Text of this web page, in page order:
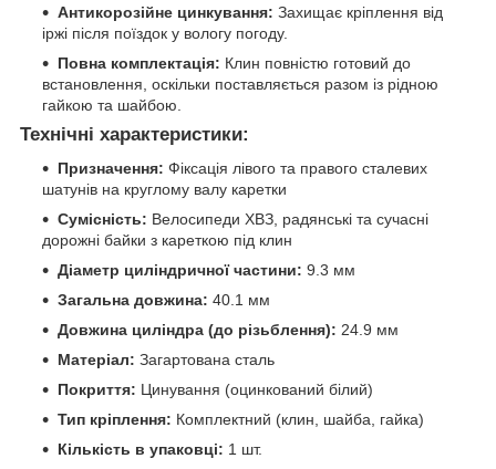
Антикорозійне цинкування: Захищає кріплення від
іржі після поїздок у вологу погоду.
Повна комплектація: Клин повністю готовий до
встановлення, оскільки поставляється разом із рідною
гайкою та шайбою.
Технічні характеристики:
Призначення: Фіксація лівого та правого сталевих
шатунів на круглому валу каретки
Сумісність: Велосипеди ХВЗ, радянські та сучасні
дорожні байки з кареткою під клин
Діаметр циліндричної частини: 9.3 мм
Загальна довжина: 40.1 мм
Довжина циліндра (до різьблення): 24.9 мм
Матеріал: Загартована сталь
Покриття: Цинування (оцинкований білий)
Тип кріплення: Комплектний (клин, шайба, гайка)
Кількість в упаковці: 1 шт.